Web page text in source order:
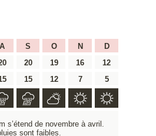
A S O N
D
20 19 16
12
15 12 7 5
s’étend de novembre à avril.
sont faibles.